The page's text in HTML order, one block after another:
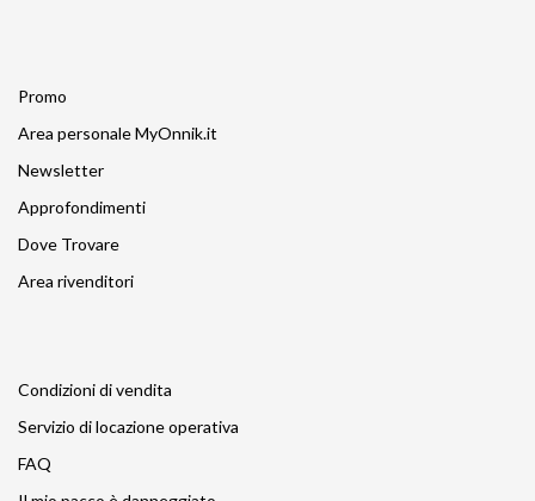
Promo
Area personale MyOnnik.it
Newsletter
Approfondimenti
Dove Trovare
Area rivenditori
Condizioni di vendita
Servizio di locazione operativa
FAQ